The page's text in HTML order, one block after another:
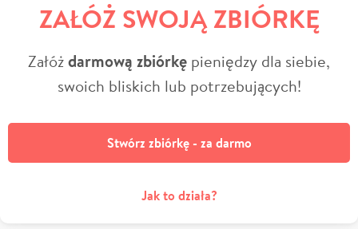
ZAŁÓŻ SWOJĄ ZBIÓRKĘ
Załóżdarmową zbiórkę pieniędzy dla siebie,
swoich bliskich lub potrzebujących!
Stwórz zbiórkę - za darmo
Jak to działa?